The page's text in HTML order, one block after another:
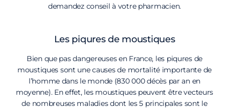
demandez conseil à votre pharmacien.
Les piqures de moustiques
Bien que pas dangereuses en France, les piqures de
moustiques sont une causes de mortalité importante de
l’homme dans le monde (830 000 décès par an en
moyenne). En effet, les moustiques peuvent être vecteurs
de nombreuses maladies dont les 5 principales sont le